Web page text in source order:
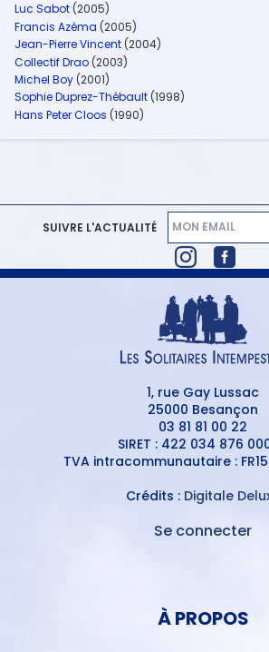
Luc Sabot (2005)
Francis Azéma (2005)
Jean-Pierre Vincent (2004)
Collectif Drao (2003)
Michel Boy (2001)
Sophie Duprez-Thébault (1998)
Hans Peter Cloos (1990)
SUIVRE L'ACTUALITÉ
1, rue Gay Lussac
25000 Besançon
03 81 81 00 22
SIRET : 422 034 876
TVA intracommunautaire :
Crédits : Digitale
Se connecter
À PROPOS